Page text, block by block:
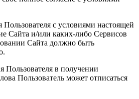
Пользователя с условиями настоящей
Сайта и/или каких-либо Сервисов
Сайта должно быть
Пользователя в получении
Пользователь может отписаться